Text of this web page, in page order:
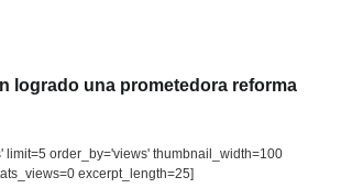
logrado una prometedora reforma
limit=5 order_by='views' thumbnail_width=100
excerpt_length=25]